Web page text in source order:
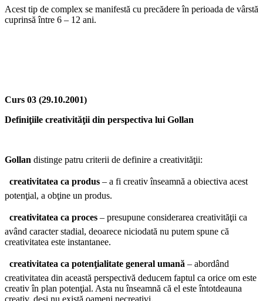
Acest tip de complex se manifestă cu precădere în perioada de vârstă
cuprinsă între 6 – 12 ani.
Curs 03 (29.10.2001)
Definiţiile creativităţii din perspectiva lui Gollan
Gollan distinge patru criterii de definire a creativităţii:
creativitatea ca produs – a fi creativ înseamnă a obiectiva acest
potenţial, a obţine un produs.
creativitatea ca proces – presupune considerarea creativităţii ca
având caracter stadial, deoarece niciodată nu putem spune că
creativitatea este instantanee.
creativitatea ca potenţialitate general umană – abordând
creativitatea din această perspectivă deducem faptul ca orice om este
creativ în plan potenţial. Asta nu înseamnă că el este întotdeauna
creativ, deşi nu există oameni necreativi.